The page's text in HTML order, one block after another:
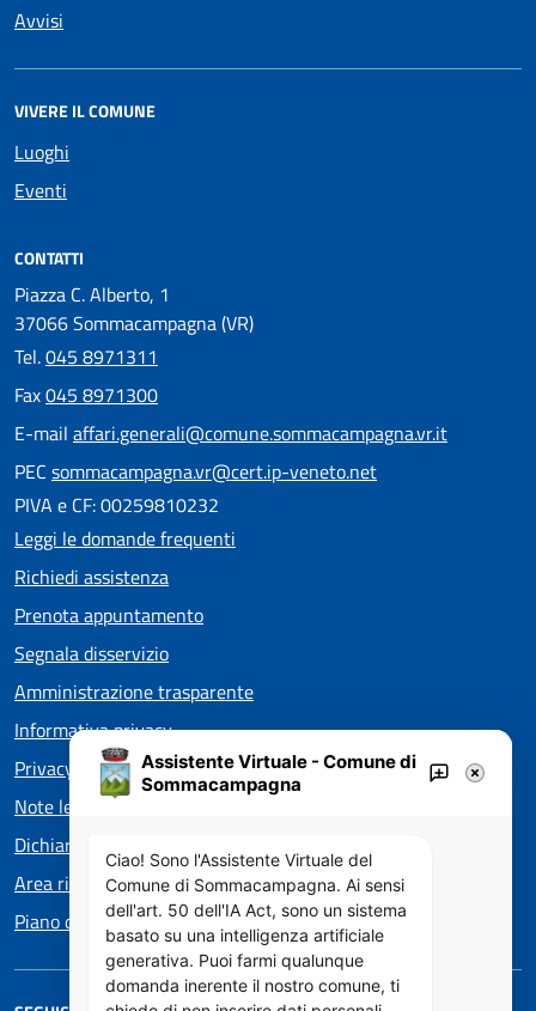
Avvisi
VIVERE IL COMUNE
Luoghi
Eventi
CONTATTI
Piazza C. Alberto, 1
37066 Sommacampagna (VR)
Tel.045 8971311
Fax045 8971300
E-mail affari.generali@comune.sommacampagna.vr.it
PEC sommacampagna.vr@cert.ip-veneto.net
PIVA e CF: 00259810232
Leggi le domande frequenti
Richiedi assistenza
Prenota appuntamento
Segnala disservizio
Amministrazione trasparente
Informativa privacy
Privacy policy EOS
Note legali
Dichiarazione di accessibilità
Area riservata
Piano di Miglioramento dei servizi
Assistente Virtuale - Comune di
Sommacampagna
Ciao! Sono l'Assistente Virtuale del
Comune di Sommacampagna. Ai sensi
dell'art. 50 dell'IA Act, sono un sistema
basato su una intelligenza artificiale
generativa. Puoi farmi qualunque
domanda inerente il nostro comune, ti